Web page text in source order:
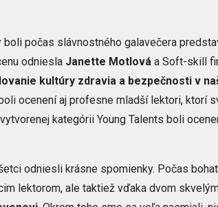
počas slávnostného galavečera
odniesla Janette Motlová a Soft-skill
kultúry zdravia a bezpečnosti v
ocenení aj profesne mladší lektori, ktorí
kategórii Young Talents boli
odniesli krásne spomienky. Počas
lektorom, ale taktiež vďaka dvom